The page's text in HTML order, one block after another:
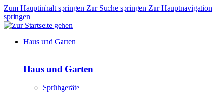
Zum Hauptinhalt springen Zur Suche springen Zur Hauptnavigation
springen
Haus und Garten
Haus und Garten
Sprühgeräte